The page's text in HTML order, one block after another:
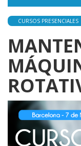
CURSOS PRESENCIALES